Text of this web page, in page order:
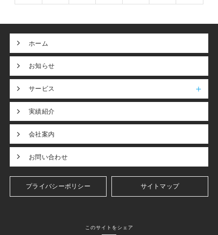
ホーム
お知らせ
サービス
実績紹介
会社案内
お問い合わせ
プライバシーポリシー サイトマップ
このサイトをシェア